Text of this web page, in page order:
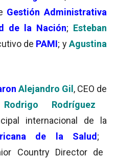
Gestión Administrativa
de la Nación; Esteban
de PAMI; yAgustina
Alejandro Gil , CEO de
Rodrigo Rodríguez
internacional de la
de la Salud ;
Country Director de